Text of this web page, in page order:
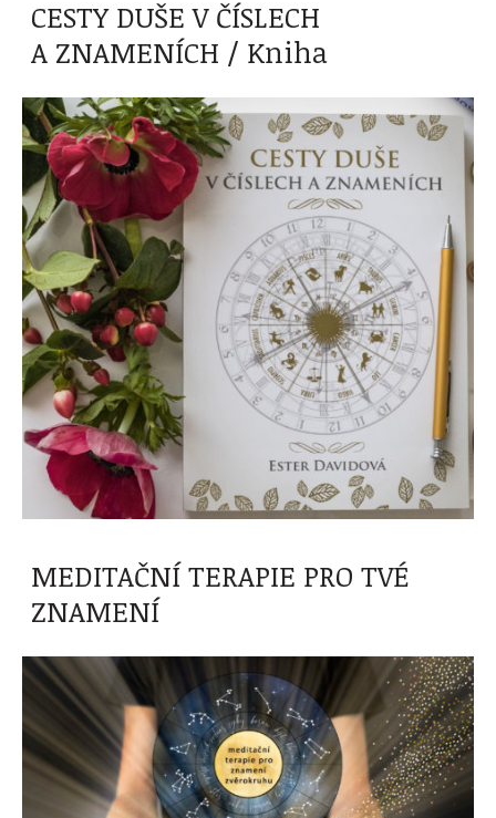
CESTY DUŠE V ČÍSLECH
A ZNAMENÍCH / Kniha
MEDITAČNÍ TERAPIE PRO TVÉ
ZNAMENÍ